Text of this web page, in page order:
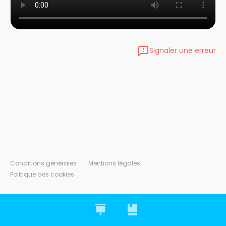
Signaler une erreur
Conditions générales
Mentions légales
Politique des cookies